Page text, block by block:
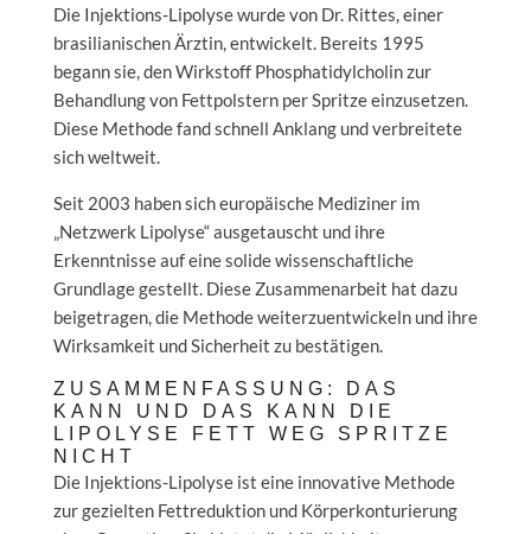
Die Injektions-Lipolyse wurde von Dr. Rittes, einer
brasilianischen Ärztin, entwickelt. Bereits 1995
begann sie, den Wirkstoff Phosphatidylcholin zur
Behandlung von Fettpolstern per Spritze einzusetzen.
Diese Methode fand schnell Anklang und verbreitete
sich weltweit.
Seit 2003 haben sich europäische Mediziner im
„Netzwerk Lipolyse“ ausgetauscht und ihre
Erkenntnisse auf eine solide wissenschaftliche
Grundlage gestellt. Diese Zusammenarbeit hat dazu
beigetragen, die Methode weiterzuentwickeln und ihre
Wirksamkeit und Sicherheit zu bestätigen.
ZUSAMMENFASSUNG: DAS
KANN UND DAS KANN DIE
LIPOLYSE FETT WEG SPRITZE
NICHT
Die Injektions-Lipolyse ist eine innovative Methode
zur gezielten Fettreduktion und Körperkonturierung